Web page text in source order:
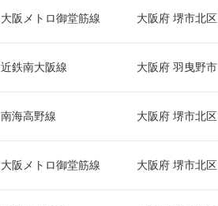
大阪メトロ御堂筋線 大阪府 堺市北区
近鉄南大阪線 大阪府 羽曳野市
南海高野線 大阪府 堺市北区
大阪メトロ御堂筋線 大阪府 堺市北区